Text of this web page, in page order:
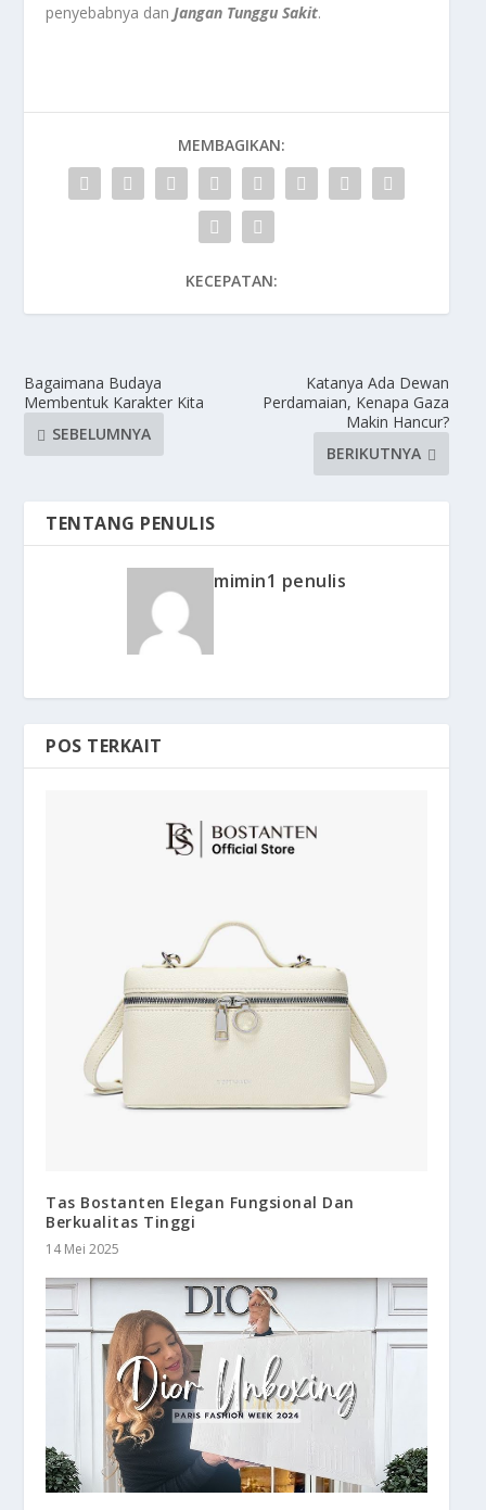
penyebabnya danJangan Tunggu Sakit.
MEMBAGIKAN:
KECEPATAN:
Bagaimana Budaya
Membentuk Karakter Kita
SEBELUMNYA
Katanya Ada Dewan
Perdamaian, Kenapa Gaza
Makin Hancur?
BERIKUTNYA
TENTANG PENULIS
mimin1 penulis
POS TERKAIT
Tas Bostanten Elegan Fungsional Dan
Berkualitas Tinggi
14 Mei 2025